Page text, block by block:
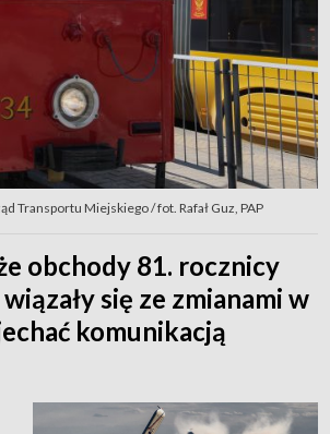
Transportu Miejskiego / fot. Rafał Guz, PAP
obchody 81. rocznicy
się ze zmianami w
komunikacją